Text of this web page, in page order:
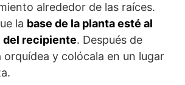
alrededor de las raíces.
la base de la planta esté al
del recipiente. Después de
orquídea y colócala en un lugar